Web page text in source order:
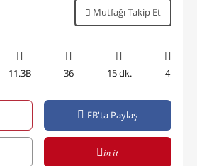
Mutfağı Takip Et
11.3B 36 15 dk. 4
FB'ta Paylaş
in it